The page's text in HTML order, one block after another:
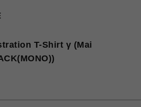
T-Shirt γ (Mai